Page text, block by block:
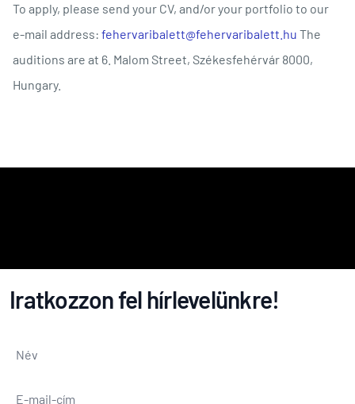
To apply, please send your CV, and/or your portfolio to our
e-mail address: fehervaribalett@fehervaribalett.hu The
auditions are at 6. Malom Street, Székesfehérvár 8000,
Hungary.
Iratkozzon fel hírlevelünkre!
Név
E-mail-cím